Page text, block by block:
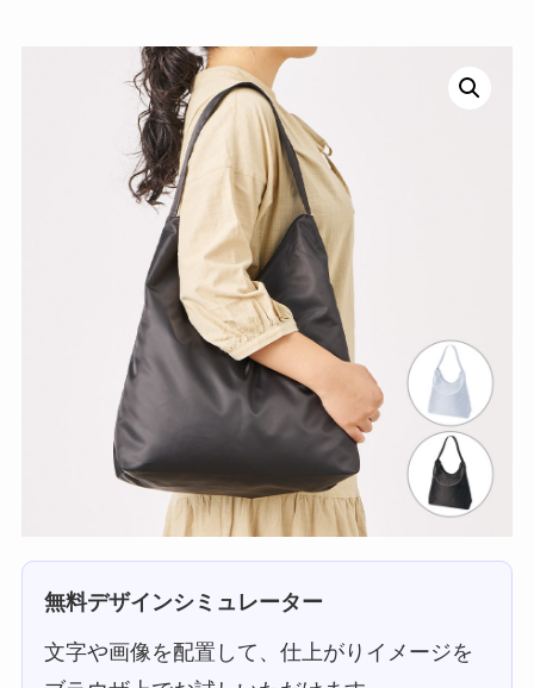
無料デザインシミュレーター
文字や画像を配置して、仕上がりイメージを